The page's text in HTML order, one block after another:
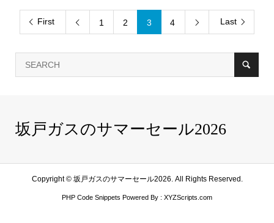
First  1 2 3 4  Last
坂戸ガスのサマーセール2026
Copyright ©坂戸ガスのサマーセール2026. All Rights Reserved.
PHP Code Snippets Powered By : XYZScripts.com